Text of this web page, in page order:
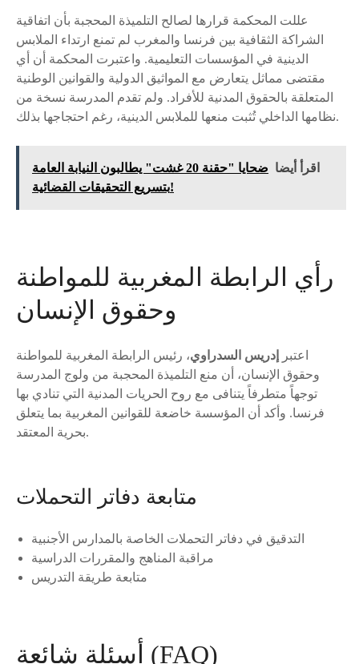
عللت المحكمة قرارها لصالح التلميذة المحجبة بأن اتفاقية
الشراكة الثقافية بين فرنسا والمغرب لم تمنع ارتداء الملابس
الدينية في المؤسسات التعليمية. واعتبرت المحكمة أن أي
مقتضى مماثل يتعارض مع المواثيق الدولية والقوانين الوطنية
المتعلقة بالحقوق المدنية للأفراد. ولم تقدم المدرسة نسخة من
نظامها الداخلي تُثبت منعها للملابس الدينية، رغم احتجاجها بذلك.
اقرأ أيضا
ضحايا "حقنة 20 غشت" يطالبون النيابة العامة
بتسريع التحقيقات القضائية!
رأي الرابطة المغربية للمواطنة
وحقوق الإنسان
اعتبر إدريس السدراوي، رئيس الرابطة المغربية للمواطنة
وحقوق الإنسان، أن منع التلميذة المحجبة من ولوج المدرسة
توجهاً متطرفاً يتنافى مع روح الحريات المدنية التي تنادي بها
فرنسا. وأكد أن المؤسسة خاضعة للقوانين المغربية بما يتعلق
بحرية المعتقد.
متابعة دفاتر التحملات
التدقيق في دفاتر التحملات الخاصة بالمدارس الأجنبية
مراقبة المناهج والمقررات الدراسية
متابعة طريقة التدريس
أسئلة شائعة (FAQ)